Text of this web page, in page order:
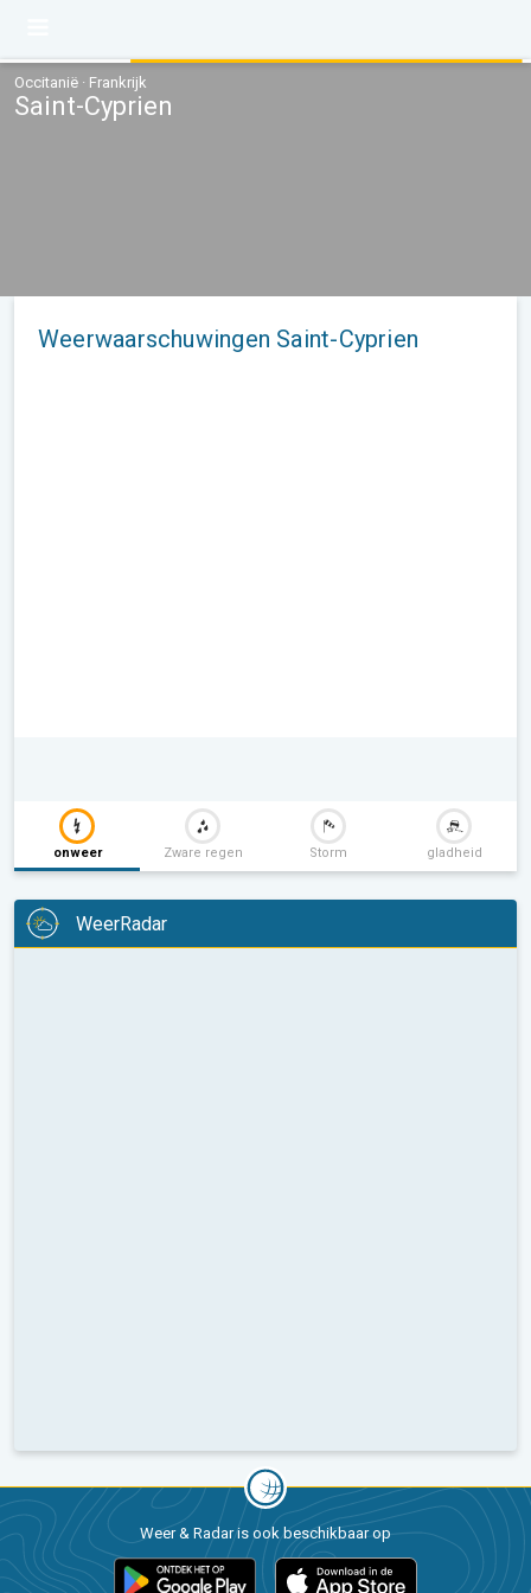
Occitanië · Frankrijk
Saint-Cyprien
Weerwaarschuwingen Saint-Cyprien
onweer Zware regen Storm gladheid
WeerRadar
Weer & Radar is ook beschikbaar op